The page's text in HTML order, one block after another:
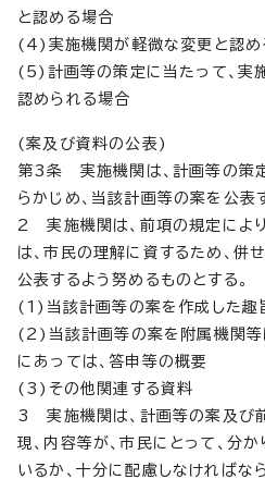
と認める場合
(4)実施機関が軽微な変更と認め
(5)計画等の策定に当たって、実
認められる場合
(案及び資料の公表)
第3条 実施機関は、計画等の策
らかじめ、当該計画等の案を公表
2 実施機関は、前項の規定によ
は、市民の理解に資するため、併
公表するよう努めるものとする。
(1)当該計画等の案を作成した趣
(2)当該計画等の案を附属機関等
にあっては、答申等の概要
(3)その他関連する資料
3 実施機関は、計画等の案及び
現、内容等が、市民にとって、分
いるか、十分に配慮しなければな